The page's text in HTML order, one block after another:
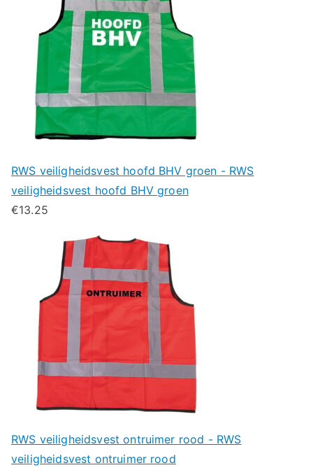
RWS veiligheidsvest hoofd BHV groen - RWS
veiligheidsvest hoofd BHV groen
€13.25
RWS veiligheidsvest ontruimer rood - RWS
veiligheidsvest ontruimer rood